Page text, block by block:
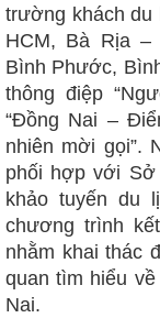
trường khách du
HCM, Bà Rịa –
Bình Phước,
thông điệp
“Đồng Nai –
nhiên mời gọi”.
phối hợp với
khảo tuyến du
chương trình
nhằm khai thác
quan tìm hiểu
Nai.